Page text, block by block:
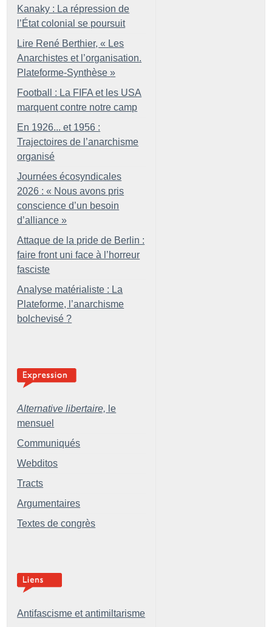
Kanaky : La répression de
l’État colonial se poursuit
Lire René Berthier, « Les
Anarchistes et l’organisation.
Plateforme-Synthèse »
Football : La FIFA et les USA
marquent contre notre camp
En 1926... et 1956 :
Trajectoires de l’anarchisme
organisé
Journées écosyndicales
2026 : « Nous avons pris
conscience d’un besoin
d’alliance »
Attaque de la pride de Berlin :
faire front uni face à l’horreur
fasciste
Analyse matérialiste : La
Plateforme, l’anarchisme
bolchevisé ?
Alternative libertaire, le
mensuel
Communiqués
Webditos
Tracts
Argumentaires
Textes de congrès
Antifascisme et antimiltarisme